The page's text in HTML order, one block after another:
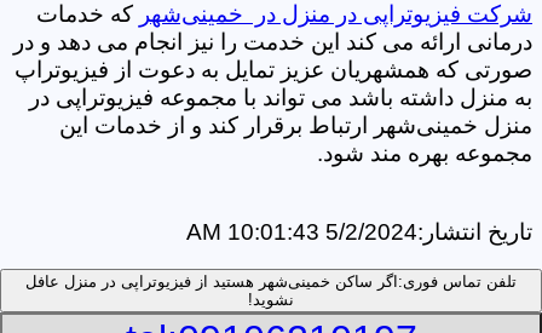
شرکت فیزیوتراپی در منزل در خمینی‌شهر که خدمات
درمانی ارائه می کند این خدمت را نیز انجام می دهد و در
صورتی که همشهریان عزیز تمایل به دعوت از فیزیوتراپ
به منزل داشته باشد می تواند با مجموعه فیزیوتراپی در
منزل خمینی‌شهر ارتباط برقرار کند و از خدمات این
مجموعه بهره مند شود.
تاریخ انتشار:5/2/2024 10:01:43 AM
تلفن تماس فوری: اگر ساکن خمینی‌شهر هستید از فیزیوتراپی در منزل عافل
نشوید!